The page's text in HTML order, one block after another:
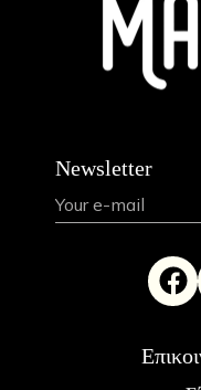
Newsletter